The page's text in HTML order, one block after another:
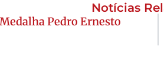
Notícias
Pedro Ernesto